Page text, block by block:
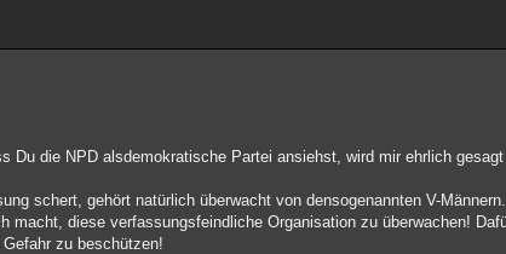
Du die NPD alsdemokratische Partei ansiehst, wird mir ehrlich
schert, gehört natürlich überwacht von densogenannten V-
macht, diese verfassungsfeindliche Organisation zu überwachen!
zu beschützen!